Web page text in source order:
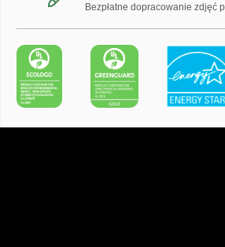
Bezpłatne dopracowanie zdjęć